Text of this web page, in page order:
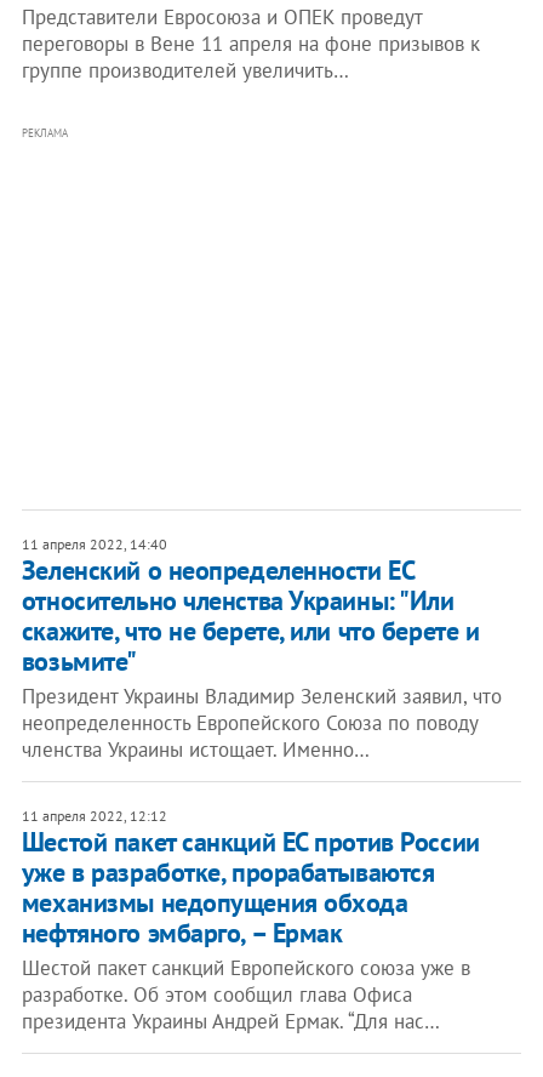
Представители Евросоюза и ОПЕК проведут
переговоры в Вене 11 апреля на фоне призывов к
группе производителей увеличить…
РЕКЛАМА
11 апреля 2022, 14:40
Зеленский о неопределенности ЕС
относительно членства Украины: "Или
скажите, что не берете, или что берете и
возьмите"
Президент Украины Владимир Зеленский заявил, что
неопределенность Европейского Союза по поводу
членства Украины истощает. Именно…
11 апреля 2022, 12:12
Шестой пакет санкций ЕС против России
уже в разработке, прорабатываются
механизмы недопущения обхода
нефтяного эмбарго, – Ермак
Шестой пакет санкций Европейского союза уже в
разработке. Об этом сообщил глава Офиса
президента Украины Андрей Ермак. “Для нас…